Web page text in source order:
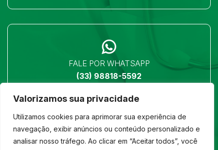
Valorizamos sua privacidade
Utilizamos cookies para aprimorar sua experiência de
navegação, exibir anúncios ou conteúdo personalizado e
analisar nosso tráfego. Ao clicar em “Aceitar todos”, você
FALE POR WHATSAPP
(33) 98818-5592